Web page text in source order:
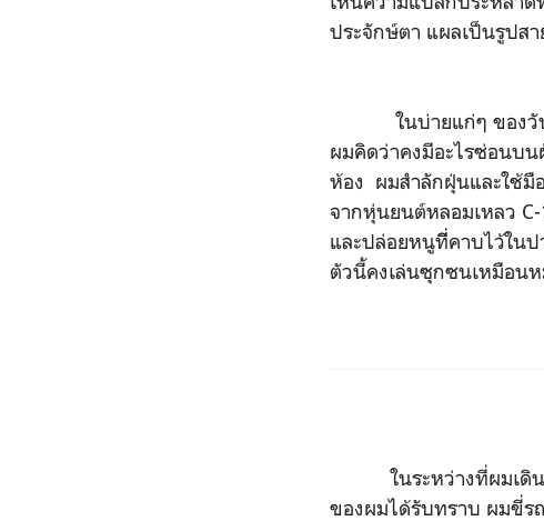
ประจักษ์ตา แผลเป็นรูปส
ในบ่ายแก่ๆ ของวันหนึ่
ผมคิดว่าคงมีอะไรซ่อนบ
ห้อง ผมสำลักฝุ่นและใช้มื
จากหุ่นยนต์หลอมเหลว
และปล่อยหนูทีี่คาบไว้ใน
ตัวนี้คงเล่นซุกซนเหมือน
ในระหว่างที่ผมเดินท
ของผมได้รับทราบ ผมขี่ร